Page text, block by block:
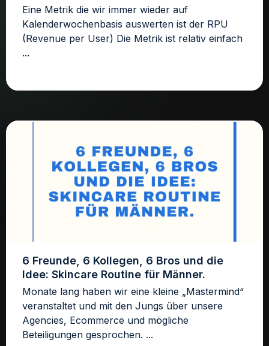
Eine Metrik die wir immer wieder auf
Kalenderwochenbasis auswerten ist der RPU
(Revenue per User) Die Metrik ist relativ einfach
...
6 Freunde, 6 Kollegen, 6 Bros und die
Idee: Skincare Routine für Männer.
Monate lang haben wir eine kleine „Mastermind“
veranstaltet und mit den Jungs über unsere
Agencies, Ecommerce und mögliche
Beteiligungen gesprochen. ...